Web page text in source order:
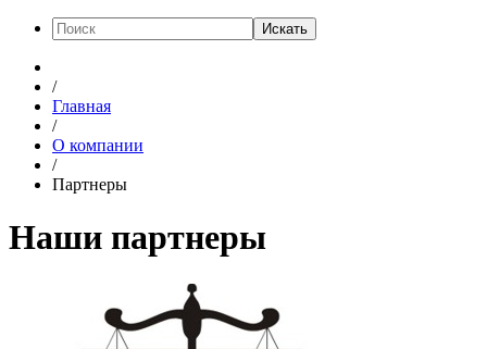
Искать
/
Главная
/
О компании
/
Партнеры
Наши партнеры